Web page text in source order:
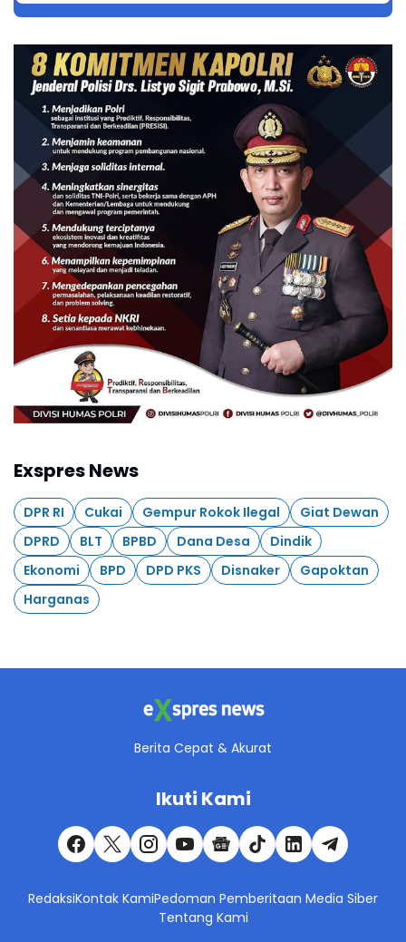
Exspres News
DPR RI Cukai Gempur Rokok Ilegal
Giat Dewan
DPRD
BLT BPBD Dana Desa
Dindik
Ekonomi
BPD DPD PKS Disnaker
Gapoktan
Harganas
Berita Cepat & Akurat
Ikuti Kami
RedaksiKontak KamiPedoman Pemberitaan Media Siber
Tentang Kami